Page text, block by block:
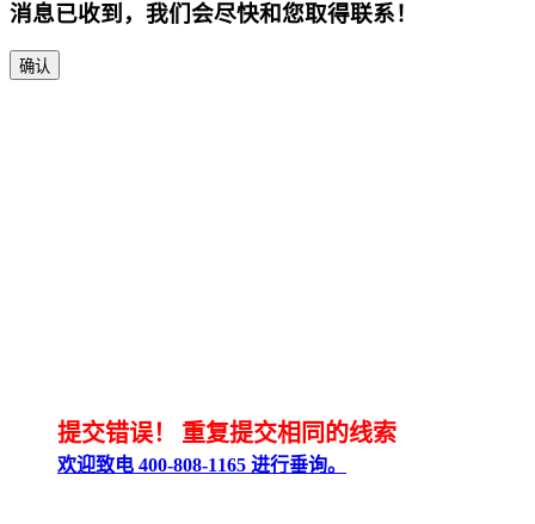
消息已收到，我们会尽快和您取得联系！
确认
提交错误！ 重复提交相同的线索
欢迎致电 400-808-1165 进行垂询。